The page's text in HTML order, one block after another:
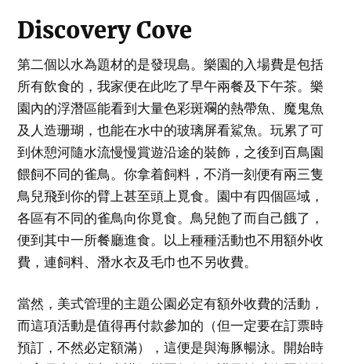
Discovery Cove
第二個以水為題材的是發現島。樂園的入場費是包括
所有飲食的，我家便在此吃了早午兩餐及下午茶。樂
園內的浮潛區能看到大量色彩斑斕的熱帶魚、魔鬼魚
及人造珊瑚，也能在水中的玻璃屏看鯊魚。玩累了可
到休憩河隨水流慢慢賞遊沿途的裝飾，之後到百鳥園
餵飼不同的雀鳥。你拿着飼料，不消一刻便有兩三隻
鳥兒飛到你的臂上甚至頭上覓食。園中有四個區域，
各區有不同的雀鳥向你覓食。鳥兒飽了而自己餓了，
便到其中一所餐廳進食。以上種種活動也不用額外收
費，連飼料、潛水衣及毛巾也不另收費。
當然，美式管理的主題公園必定有額外收費的活動，
而這項活動是值得再付款參加的（但一定要在訂票時
預訂，不然必定額滿），這便是與海豚暢泳。開始時